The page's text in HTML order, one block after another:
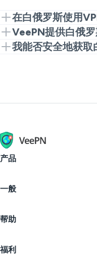
在白俄罗斯使用
VPN在白俄罗斯是有
VPN之前检查当地法
VeePN提供白俄
是的。从Chrome扩
我能否安全地获取
产品
VPN for macOS
iOS VPN
Firefox
一般
VPN下载
定价
帮助
联系我们
福利